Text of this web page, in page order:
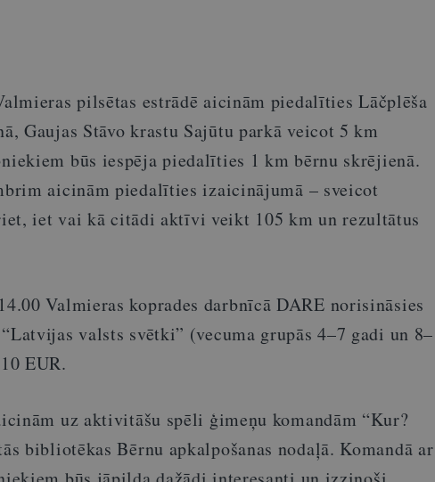
pilsētas estrādē aicinām piedalīties Lāčplēša
Gaujas Stāvo krastu Sajūtu parkā veicot 5 km
būs iespēja piedalīties 1 km bērnu skrējienā.
aicinām piedalīties izaicinājumā – sveicot
iet vai kā citādi aktīvi veikt 105 km un rezultātus
Valmieras koprades darbnīcā DARE norisināsies
valsts svētki” (vecuma grupās 4–7 gadi un 8–
EUR.
uz aktivitāšu spēli ģimeņu komandām “Kur?
bibliotēkas Bērnu apkalpošanas nodaļā. Komandā ar